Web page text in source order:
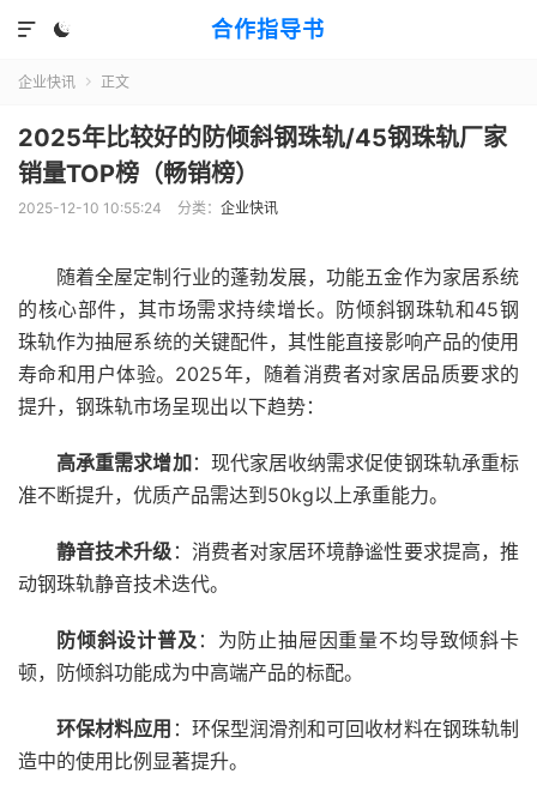
合作指导书


企业快讯  正文
2025年比较好的防倾斜钢珠轨/45钢珠轨厂家
销量TOP榜（畅销榜）
2025-12-10 10:55:24 分类： 企业快讯
随着全屋定制行业的蓬勃发展，功能五金作为家居系统
的核心部件，其市场需求持续增长。防倾斜钢珠轨和45钢
珠轨作为抽屉系统的关键配件，其性能直接影响产品的使用
寿命和用户体验。2025年，随着消费者对家居品质要求的
提升，钢珠轨市场呈现出以下趋势：
高承重需求增加 ：现代家居收纳需求促使钢珠轨承重标
准不断提升，优质产品需达到50kg以上承重能力。
静音技术升级 ：消费者对家居环境静谧性要求提高，推
动钢珠轨静音技术迭代。
防倾斜设计普及 ：为防止抽屉因重量不均导致倾斜卡
顿，防倾斜功能成为中高端产品的标配。
环保材料应用 ：环保型润滑剂和可回收材料在钢珠轨制
造中的使用比例显著提升。